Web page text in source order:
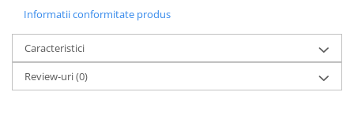
usor in masina , acestea avand o
siguranta .
Un music player unde se poate asculta
muzica prin conexiune jack , usb si card
Informatii conformitate produs
Caracteristici
Review-uri(0)